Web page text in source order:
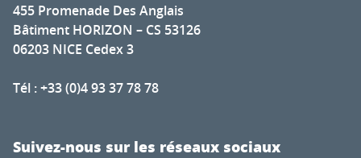
455 Promenade Des Anglais
Bâtiment HORIZON – CS 53126
06203 NICE Cedex 3
Tél : +33 (0)4 93 37 78 78
Suivez-nous sur les réseaux sociaux